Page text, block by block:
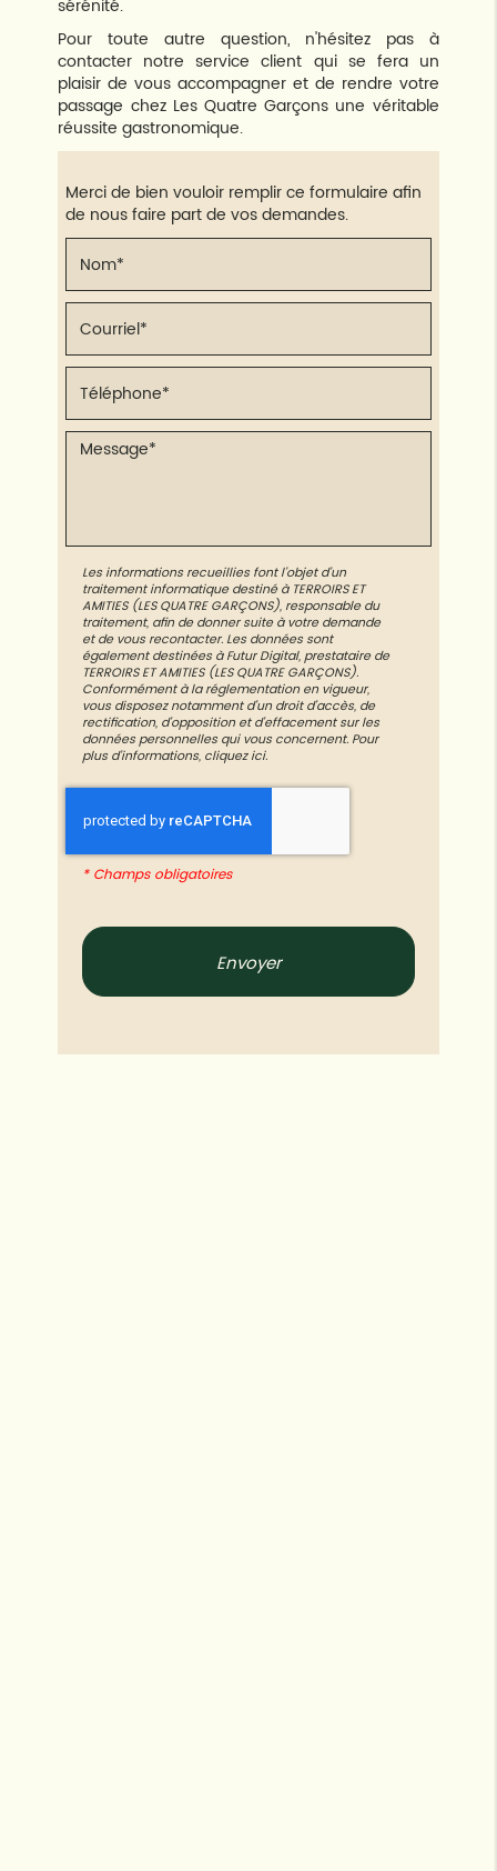
sérénité.
Pour toute autre question, n'hésitez pas à
contacter notre service client qui se fera un
plaisir de vous accompagner et de rendre votre
passage chez Les Quatre Garçons une véritable
réussite gastronomique.
Merci de bien vouloir remplir ce formulaire afin
de nous faire part de vos demandes.
Les informations recueillies font l’objet d’un
traitement informatique destiné àTERROIRS ET
AMITIES (LES QUATRE GARÇONS), responsable du
traitement, afin de donner suite à votre demande
et de vous recontacter. Les données sont
également destinées à Futur Digital, prestataire de
TERROIRS ET AMITIES (LES QUATRE GARÇONS).
Conformément à la réglementation en vigueur,
vous disposez notamment d'un droit d'accès, de
rectification, d'opposition et d'effacement sur les
données personnelles qui vous concernent. Pour
plus d’informations, cliquezici.
* Champs obligatoires